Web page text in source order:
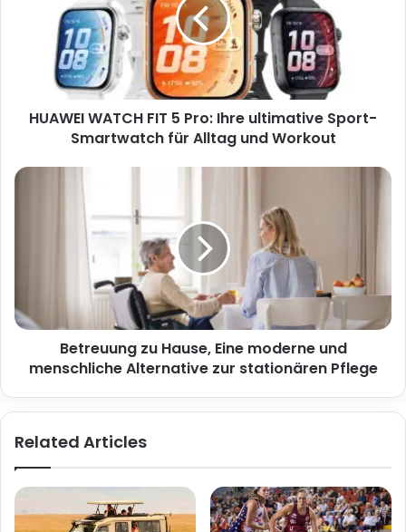
HUAWEI WATCH FIT 5 Pro: Ihre ultimative Sport-
Smartwatch für Alltag und Workout
Betreuung zu Hause, Eine moderne und
menschliche Alternative zur stationären Pflege
Related Articles